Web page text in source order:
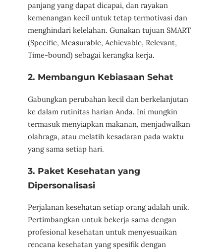
panjang yang dapat dicapai, dan rayakan
kemenangan kecil untuk tetap termotivasi dan
menghindari kelelahan. Gunakan tujuan SMART
(Specific, Measurable, Achievable, Relevant,
Time-bound) sebagai kerangka kerja.
2. Membangun Kebiasaan Sehat
Gabungkan perubahan kecil dan berkelanjutan
ke dalam rutinitas harian Anda. Ini mungkin
termasuk menyiapkan makanan, menjadwalkan
olahraga, atau melatih kesadaran pada waktu
yang sama setiap hari.
3. Paket Kesehatan yang
Dipersonalisasi
Perjalanan kesehatan setiap orang adalah unik.
Pertimbangkan untuk bekerja sama dengan
profesional kesehatan untuk menyesuaikan
rencana kesehatan yang spesifik dengan